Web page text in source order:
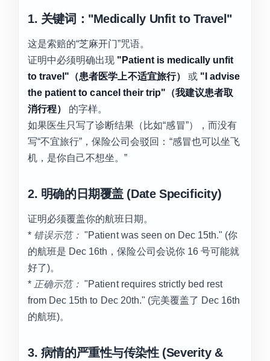
1. 关键词："Medically Unfit to Travel"
这是索赔的“芝麻开门”咒语。
证明中必须明确出现 "Patient is medically unfit
to travel"（患者医学上不适宜旅行）
或 "I advise
the patient to cancel their trip"（我建议患者取
消行程）
的字样。
如果医生只写了诊断结果（比如“感冒”），而没有
写“不宜旅行”，保险公司会驳回：“感冒也可以坐飞
机，是你自己不想坐。”
2. 明确的日期覆盖 (Date Specificity)
证明必须覆盖你的航班日期。
* 错误示范： "Patient was seen on Dec 15th." (你
的航班是 Dec 16th，保险公司会说你 16 号可能就
好了)。
* 正确示范： "Patient requires strictly bed rest
from Dec 15th to Dec 20th." (完美覆盖了 Dec 16th
的航班)。
3. 病情的严重性与传染性 (Severity &